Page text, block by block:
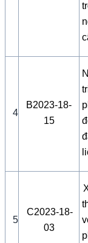
4
B2023-18-
15
5
C2023-18-
03